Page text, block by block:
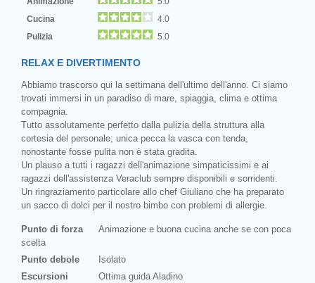
Cucina
4.0
Pulizia
5.0
RELAX E DIVERTIMENTO
Abbiamo trascorso qui la settimana dell'ultimo dell'anno. Ci siamo
trovati immersi in un paradiso di mare, spiaggia, clima e ottima
compagnia.
Tutto assolutamente perfetto dalla pulizia della struttura alla
cortesia del personale; unica pecca la vasca con tenda,
nonostante fosse pulita non è stata gradita.
Un plauso a tutti i ragazzi dell'animazione simpaticissimi e ai
ragazzi dell'assistenza Veraclub sempre disponibili e sorridenti.
Un ringraziamento particolare allo chef Giuliano che ha preparato
un sacco di dolci per il nostro bimbo con problemi di allergie.
Punto di forza
Animazione e buona cucina anche se con poca
scelta
Punto debole
Isolato
Escursioni
Ottima guida Aladino